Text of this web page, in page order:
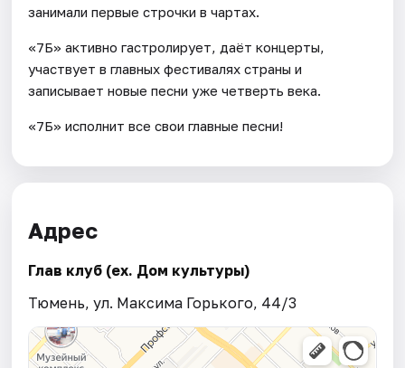
занимали первые строчки в чартах.
«7Б» активно гастролирует, даёт концерты,
участвует в главных фестивалях страны и
записывает новые песни уже четверть века.
«7Б» исполнит все свои главные песни!
Адрес
Глав клуб (ex. Дом культуры)
Тюмень, ул. Максима Горького, 44/3